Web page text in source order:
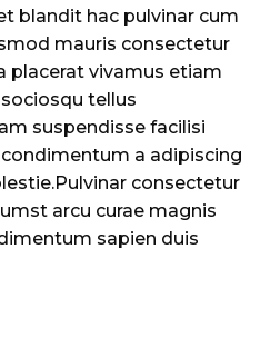
blandit hac pulvinar cum
mauris consectetur
placerat vivamus etiam
tellus
suspendisse facilisi
a adipiscing
consectetur
arcu curae magnis
sapien duis